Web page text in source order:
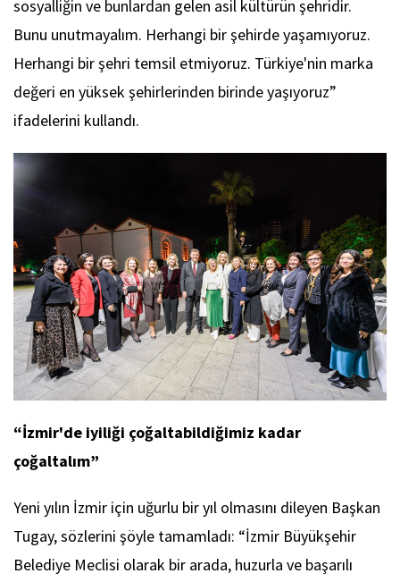
sosyalliğin ve bunlardan gelen asil kültürün şehridir.
Bunu unutmayalım. Herhangi bir şehirde yaşamıyoruz.
Herhangi bir şehri temsil etmiyoruz. Türkiye'nin marka
değeri en yüksek şehirlerinden birinde yaşıyoruz”
ifadelerini kullandı.
“İzmir'de iyiliği çoğaltabildiğimiz kadar
çoğaltalım”
Yeni yılın İzmir için uğurlu bir yıl olmasını dileyen Başkan
Tugay, sözlerini şöyle tamamladı: “İzmir Büyükşehir
Belediye Meclisi olarak bir arada, huzurla ve başarılı